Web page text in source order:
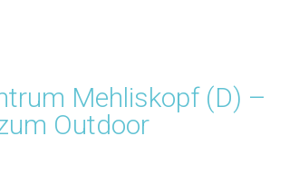
Mehliskopf (D) –
Outdoor